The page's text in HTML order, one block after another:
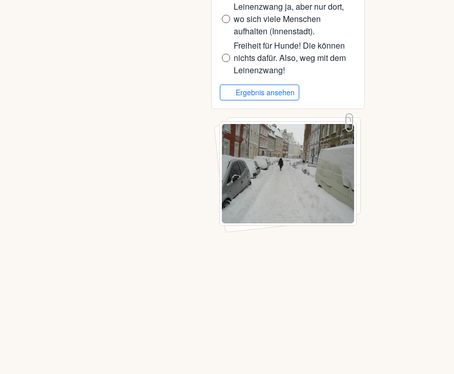
Leinenzwang ja, aber nur dort,
wo sich viele Menschen
aufhalten (Innenstadt).
Freiheit für Hunde! Die können
nichts dafür. Also, weg mit dem
Leinenzwang!
Ergebnis ansehen